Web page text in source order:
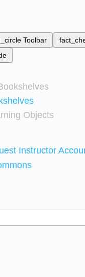
Toolbar
Objects
Instructor